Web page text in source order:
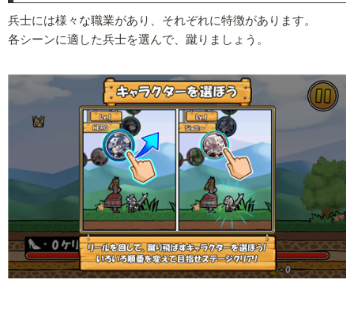
兵士には様々な職業があり、それぞれに特徴があります。
各シーンに適した兵士を選んで、蹴りましょう。